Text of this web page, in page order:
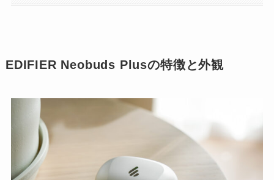
EDIFIER Neobuds Plusの特徴と外観